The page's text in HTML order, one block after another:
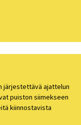
järjestettävä ajattelun
puiston siimekseen
kiinnostavista